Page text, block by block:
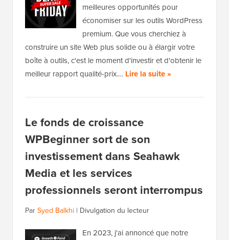
meilleures opportunités pour
économiser sur les outils WordPress
premium. Que vous cherchiez à
construire un site Web plus solide ou à élargir votre
boîte à outils, c'est le moment d'investir et d'obtenir le
meilleur rapport qualité-prix.… Lire la suite »
Le fonds de croissance
WPBeginner sort de son
investissement dans Seahawk
Media et les services
professionnels seront interrompus
Par Syed Balkhi | Divulgation du lecteur
En 2023, j'ai annoncé que notre